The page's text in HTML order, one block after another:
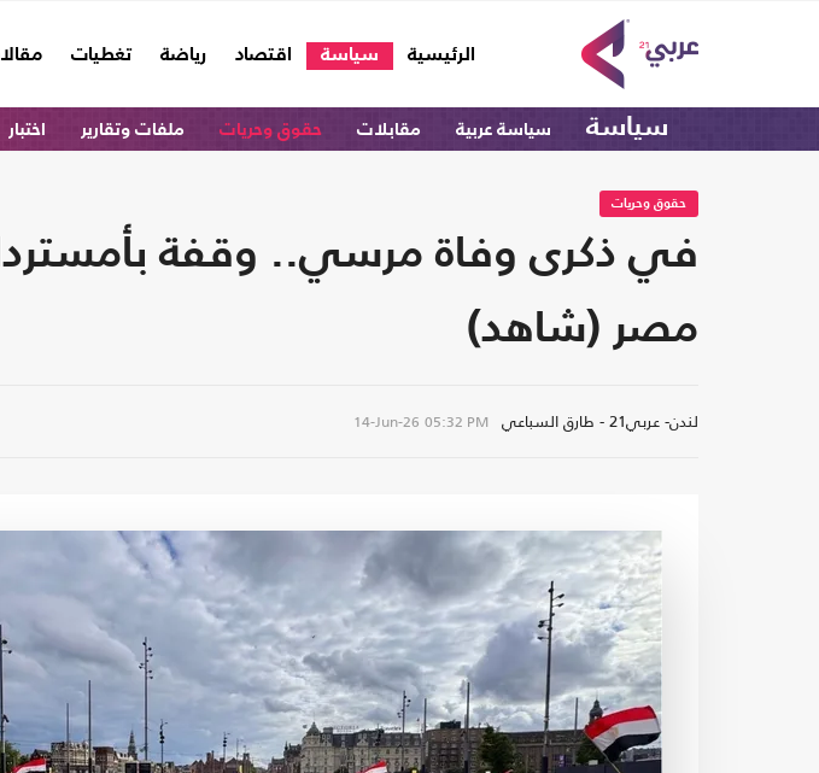
الرئيسية
(current) سياسة اقتصاد رياضة تغطيات
سياسة سياسة عربية مقابلات حقوق وحريات ملفات وتقارير اختبار
حقوق وحريات
في ذكرى وفاة مرسي.. وقفة
مصر (شاهد)
لندن- عربي21 - طارق السباعي 14-Jun-26 05:32 PM